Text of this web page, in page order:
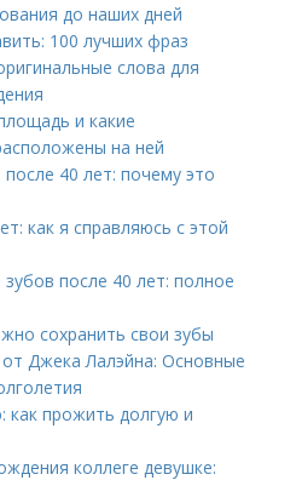
до наших дней
100 лучших фраз
слова для
и какие
на ней
40 лет: почему это
как я справляюсь с этой
после 40 лет: полное
сохранить свои зубы
Джека Лалэйна: Основные
как прожить долгую и
коллеге девушке: